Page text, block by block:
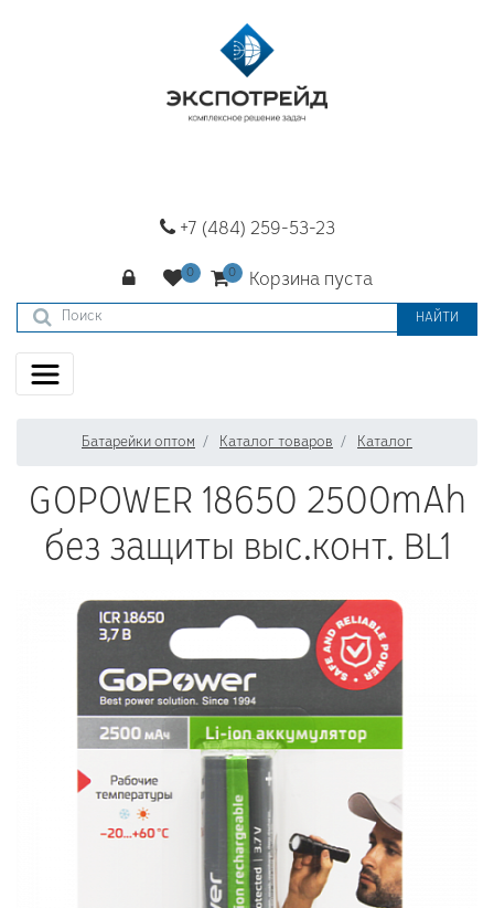
+7 (484) 259-53-23
Корзина пуста
НАЙТИ
Батарейки оптом Каталог товаров Каталог
GOPOWER 18650 2500mAh
без защиты выс.конт. BL1